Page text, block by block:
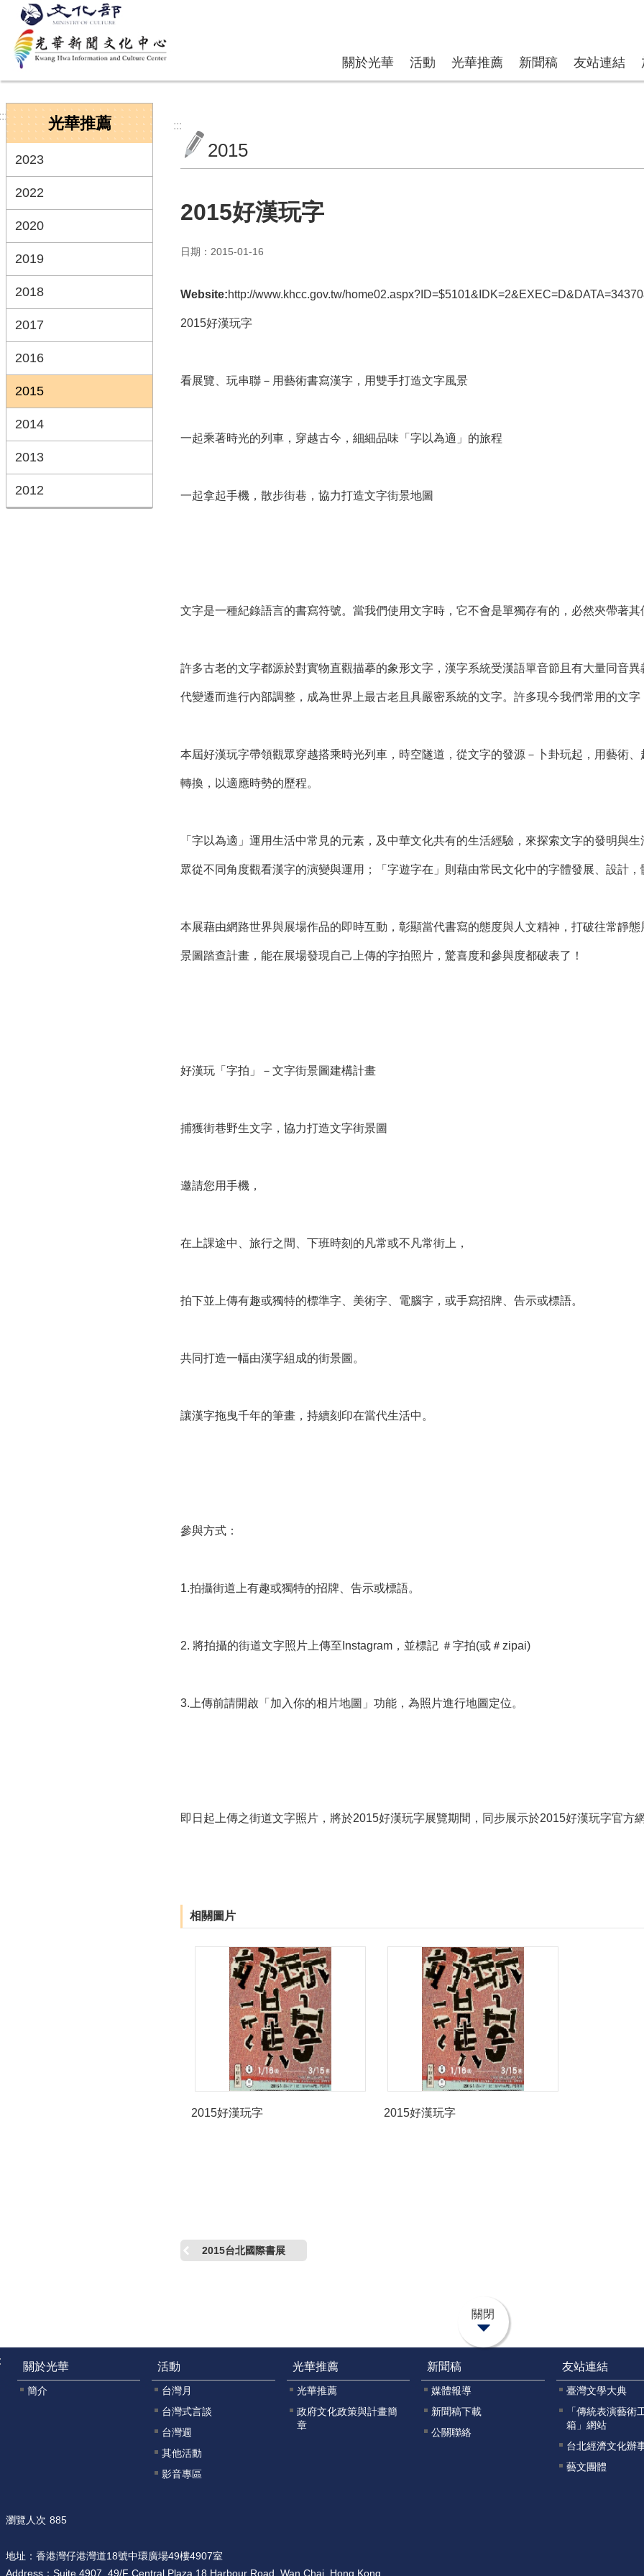
跳到主要內容區塊
關於光華 活動 光華推薦 新聞稿 友站連結
光華推薦
2023
2022
2020
2019
2018
2017
2016
2015
2014
2013
2012
:::
2015
2015好漢玩字
日期：2015-01-16
Website:http://www.khcc.gov.tw/
2015好漢玩字
看展覽、玩串聯－用藝術書寫漢字，用雙手打造文字風景
一起乘著時光的列車，穿越古今，細細品味「字以為適」的旅程
一起拿起手機，散步街巷，協力打造文字街景地圖
文字是一種紀錄語言的書寫符號。當我們使用文字時，它不會是單獨存有的，必然夾帶著其
許多古老的文字都源於對實物直觀描摹的象形文字，漢字系統受漢語單音節且有大量同音
代變遷而進行內部調整，成為世界上最古老且具嚴密系統的文字。許多現今我們常用的文
本屆好漢玩字帶領觀眾穿越搭乘時光列車，時空隧道，從文字的發源－卜卦玩起，用藝術
轉換，以適應時勢的歷程。
「字以為適」運用生活中常見的元素，及中華文化共有的生活經驗，來探索文字的發明與
眾從不同角度觀看漢字的演變與運用；「字遊字在」則藉由常民文化中的字體發展、設計，
本展藉由網路世界與展場作品的即時互動，彰顯當代書寫的態度與人文精神，打破往常靜
景圖踏查計畫，能在展場發現自己上傳的字拍照片，驚喜度和參與度都破表了！
好漢玩「字拍」－文字街景圖建構計畫
捕獲街巷野生文字，協力打造文字街景圖
邀請您用手機，
在上課途中、旅行之間、下班時刻的凡常或不凡常街上，
拍下並上傳有趣或獨特的標準字、美術字、電腦字，或手寫招牌、告示或標語。
共同打造一幅由漢字組成的街景圖。
讓漢字拖曳千年的筆畫，持續刻印在當代生活中。
參與方式：
1.拍攝街道上有趣或獨特的招牌、告示或標語。
2. 將拍攝的街道文字照片上傳至Instagram，並標記 ＃字拍(或＃zipai)
3.上傳前請開啟「加入你的相片地圖」功能，為照片進行地圖定位。
即日起上傳之街道文字照片，將於2015好漢玩字展覽期間，同步展示於2015好漢玩字官方
相關圖片
2015好漢玩字 2015好漢玩字
2015台北國際書展
關閉
關於光華
簡介
活動
台灣月
台灣式言談
台灣週
其他活動
影音專區
光華推薦
光華推薦
政府文化政策與計畫簡
章
新聞稿
媒體報導
新聞稿下載
公關聯絡
友站連結
臺灣文學大典
「傳統表演藝術
箱」網站
台北經濟文化辦
藝文團體
瀏覽人次 885
地址： 香港灣仔港灣道18號中環廣場49樓4907室
Address： Suite 4907, 49/F Central Plaza,18 Harbour Road, Wan Chai, Hong Kong